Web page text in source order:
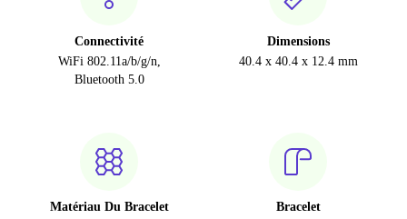
Connectivité
WiFi 802.11a/b/g/n,
Bluetooth 5.0
Dimensions
40.4 x 40.4 x 12.4 mm
Matériau Du Bracelet
Bracelet